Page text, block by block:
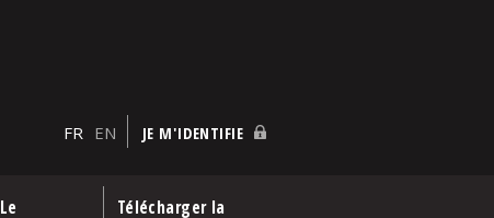
FR EN JE M'IDENTIFIE
Le
Télécharger la